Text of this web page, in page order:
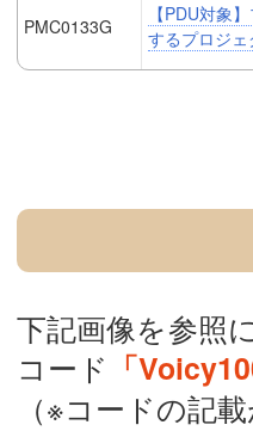
PMC0133G
【PDU対象
するプロジ
下記画像を参照
コード 「
（※コードの記